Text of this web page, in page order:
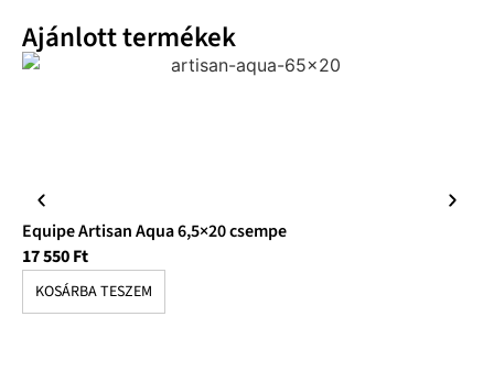
Ajánlott termékek
Equipe Artisan Aqua 6,5×20 csempe
17 550Ft
KOSÁRBA TESZEM